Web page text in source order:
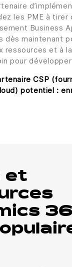
les PME à tirer
Business
dès maintenant
ressources et à
pour
CSP
potentiel :
et